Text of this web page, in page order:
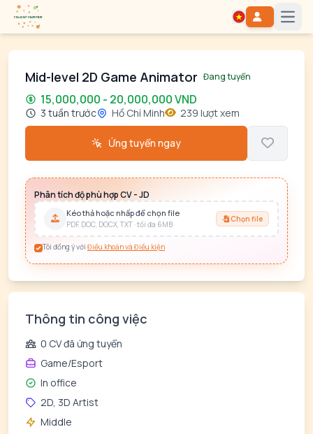
Mid-level 2D Game Animator Đang tuyển
15,000,000 - 20,000,000 VND
3 tuần trước Hồ Chí Minh 239 lượt xem
Ứng tuyển ngay
Phân tích độ phù hợp CV - JD
Kéo thả hoặc nhấp để chọn file
PDF, DOC, DOCX, TXT · tối đa 6MB
Chọn file
Tôi đồng ý với Điều khoản và Điều kiện
Thông tin công việc
0 CV đã ứng tuyển
Game/Esport
In office
2D, 3D Artist
Middle